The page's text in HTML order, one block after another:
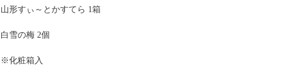
山形すぃ～とかすてら 1箱
白雪の梅 2個
※化粧箱入